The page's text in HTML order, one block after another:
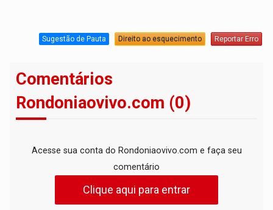
Sugestão de Pauta Direito ao esquecimento Reportar Erro
Comentários
Rondoniaovivo.com (0)
Acesse sua conta do Rondoniaovivo.com e faça seu
comentário
Clique aqui para entrar